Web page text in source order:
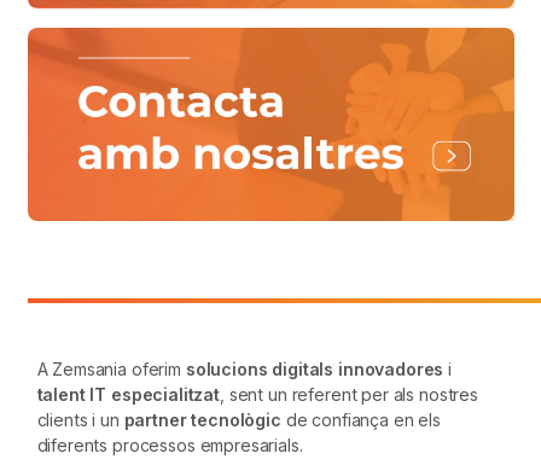
A Zemsania oferim solucions digitals innovadores i
talent IT especialitzat , sent un referent per als nostres
clients i un partner tecnològic de confiança en els
diferents processos empresarials.